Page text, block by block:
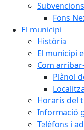
Subvencions
Fons
El municipi
Història
El municipi
Com
Plànol
Horaris del
Informació
Telèfons i